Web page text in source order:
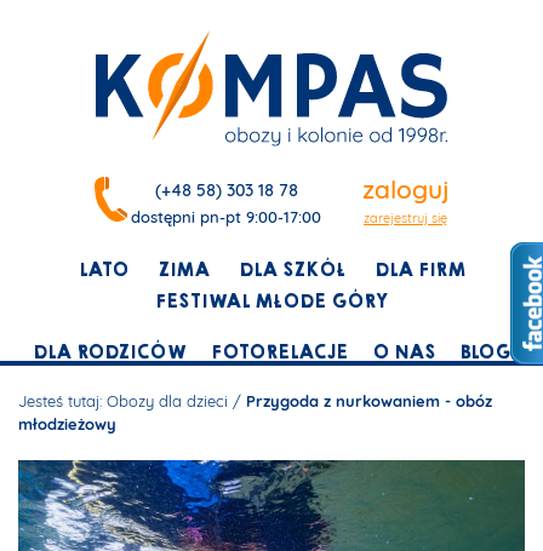
(+48 58) 303 18 78
dostępni pn-pt 9:00-17:00
zaloguj
zarejestruj się
LATO ZIMA DLA SZKÓŁ
DLA FIRM
FESTIWAL MŁODE GÓRY
DLA RODZICÓW
FOTORELACJE O NAS BLOG
Jesteś tutaj: Obozy dla dzieci / Przygoda z nurkowaniem - obóz
młodzieżowy